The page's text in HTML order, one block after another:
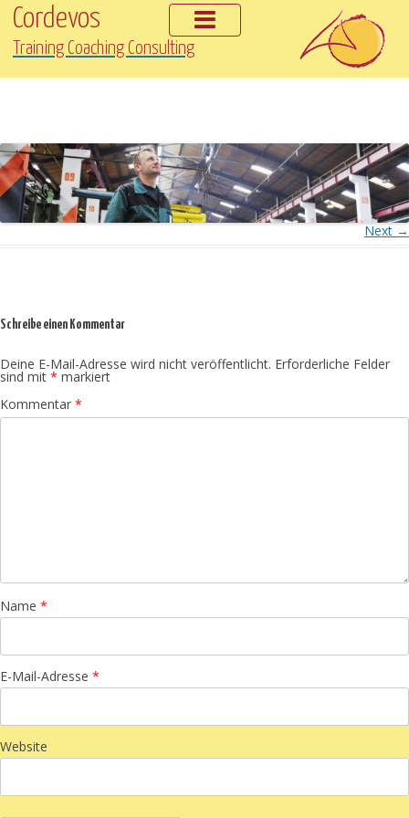
Cordevos
Training Coaching Consulting
Published10. April 2016at3056 × 594inUnternehmen.
Next →
Schreibe einen Kommentar
Deine E-Mail-Adresse wird nicht veröffentlicht. Erforderliche Felder
sind mit * markiert
Kommentar *
Name *
E-Mail-Adresse *
Website